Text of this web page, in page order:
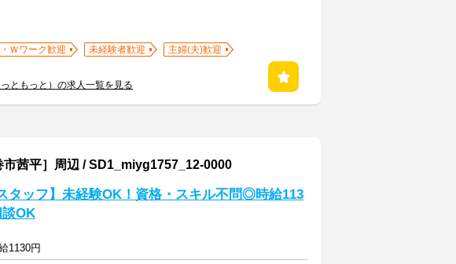
Ｗワーク歓迎 未経験者歓迎
主婦(夫)歓迎
ともっと）の求人一覧を見る
茜平］周辺 / SD1_miyg1757_12-0000
タッフ】未経験OK！資格・スキル不問◎時給113
OK
1130円